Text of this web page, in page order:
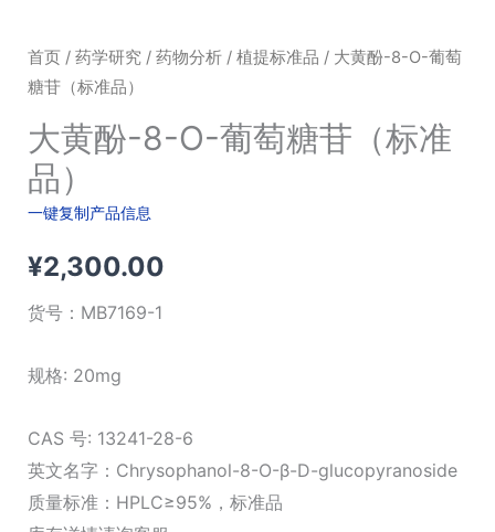
首页/ 药学研究/ 药物分析/ 植提标准品 / 大黄酚-8-O-葡萄
糖苷（标准品）
大黄酚-8-O-葡萄糖苷（标准
品）
一键复制产品信息
¥2,300.00
货号： MB7169-1
规格: 20mg
CAS 号: 13241-28-6
英文名字：Chrysophanol-8-O-β-D-glucopyranoside
质量标准：HPLC≥95%，标准品